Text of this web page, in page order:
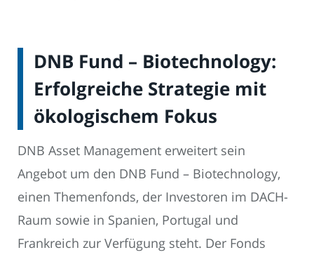
DNB Fund – Biotechnology:
Erfolgreiche Strategie mit
ökologischem Fokus
DNB Asset Management erweitert sein
Angebot um den DNB Fund – Biotechnology,
einen Themenfonds, der Investoren im DACH-
Raum sowie in Spanien, Portugal und
Frankreich zur Verfügung steht. Der Fonds